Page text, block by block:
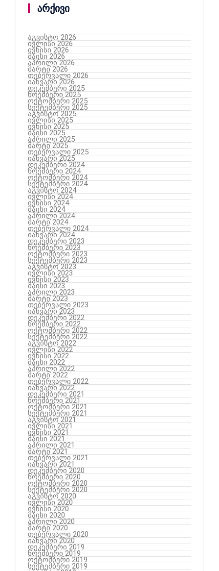
არქივი
აგვისტო 2026
ივლისი 2026
ივნისი 2026
მაისი 2026
აპრილი 2026
მარტი 2026
თებერვალი 2026
იანვარი 2026
დეკემბერი 2025
ნოემბერი 2025
ოქტომბერი 2025
სექტემბერი 2025
აგვისტო 2025
ივლისი 2025
ივნისი 2025
მაისი 2025
აპრილი 2025
მარტი 2025
თებერვალი 2025
იანვარი 2025
დეკემბერი 2024
ნოემბერი 2024
ოქტომბერი 2024
სექტემბერი 2024
აგვისტო 2024
ივლისი 2024
ივნისი 2024
მაისი 2024
აპრილი 2024
მარტი 2024
თებერვალი 2024
იანვარი 2024
დეკემბერი 2023
ნოემბერი 2023
ოქტომბერი 2023
სექტემბერი 2023
აგვისტო 2023
ივლისი 2023
ივნისი 2023
მაისი 2023
აპრილი 2023
მარტი 2023
თებერვალი 2023
იანვარი 2023
დეკემბერი 2022
ნოემბერი 2022
ოქტომბერი 2022
სექტემბერი 2022
აგვისტო 2022
ივლისი 2022
ივნისი 2022
მაისი 2022
აპრილი 2022
მარტი 2022
თებერვალი 2022
იანვარი 2022
დეკემბერი 2021
ნოემბერი 2021
ოქტომბერი 2021
სექტემბერი 2021
აგვისტო 2021
ივლისი 2021
ივნისი 2021
მაისი 2021
აპრილი 2021
მარტი 2021
თებერვალი 2021
იანვარი 2021
დეკემბერი 2020
ნოემბერი 2020
ოქტომბერი 2020
სექტემბერი 2020
აგვისტო 2020
ივლისი 2020
ივნისი 2020
მაისი 2020
აპრილი 2020
მარტი 2020
თებერვალი 2020
იანვარი 2020
დეკემბერი 2019
ნოემბერი 2019
ოქტომბერი 2019
სექტემბერი 2019